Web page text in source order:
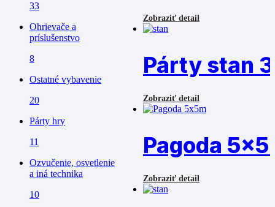
33
Ohrievače a
príslušenstvo
8
Ostatné vybavenie
20
Párty hry
11
Ozvučenie, osvetlenie
a iná technika
10
Zobraziť detail
Párty stan
Zobraziť detail
Pagoda
Zobraziť detail